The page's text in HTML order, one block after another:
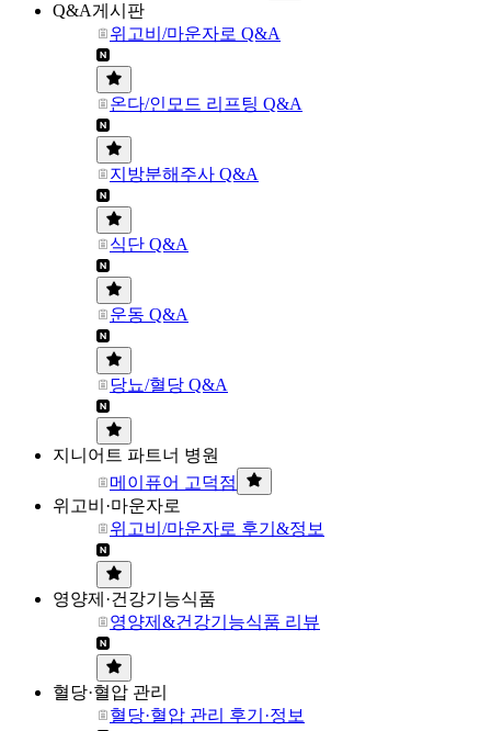
Q&A게시판
위고비/마운자로 Q&A
온다/인모드 리프팅 Q&A
지방분해주사 Q&A
식단 Q&A
운동 Q&A
당뇨/혈당 Q&A
지니어트 파트너 병원
메이퓨어 고덕점
위고비·마운자로
위고비/마운자로 후기&정보
영양제·건강기능식품
영양제&건강기능식품 리뷰
혈당·혈압 관리
혈당·혈압 관리 후기·정보